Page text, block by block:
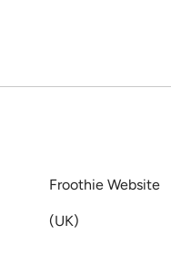
Froothie Website
(UK)